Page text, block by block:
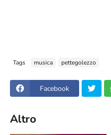
Tags musica pettegolezzo
Facebook
Altro